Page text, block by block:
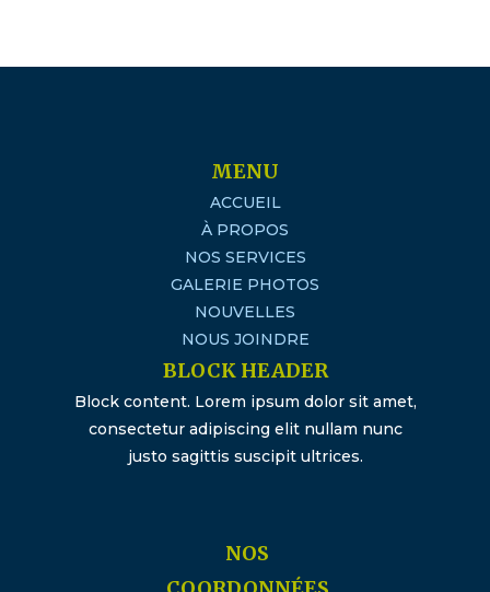
MENU
ACCUEIL
À PROPOS
NOS SERVICES
GALERIE PHOTOS
NOUVELLES
NOUS JOINDRE
BLOCK HEADER
Block content. Lorem ipsum dolor sit amet,
consectetur adipiscing elit nullam nunc
justo sagittis suscipit ultrices.
NOS